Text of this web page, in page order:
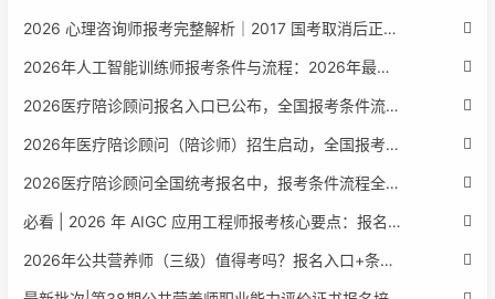
2026 心理咨询师报考完整解析｜2017 国考取消后正规报考标准、流程避坑指南
2026年人工智能训练师报考条件与流程：2026年最新官方要求全面解读
2026医疗陪诊顾问报名入口已公布，全国报考条件流程政策全解析
2026年医疗陪诊顾问（陪诊师）招生启动，全国报考指南附报名官网
2026医疗陪诊顾问全国统考报名中，报考条件流程全攻略附报名入口
必看 | 2026 年 AIGC 应用工程师报考核心要点：报名费用、官网可查、行业认可度、补考规则全盘点
2026年公共营养师（三级）值得考吗？报名入口+条件+证书用途